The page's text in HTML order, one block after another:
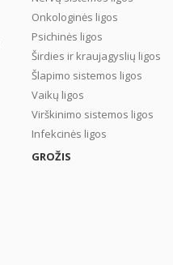
Onkologinės ligos
Psichinės ligos
Širdies ir kraujagyslių ligos
Šlapimo sistemos ligos
Vaikų ligos
Virškinimo sistemos ligos
Infekcinės ligos
GROŽIS